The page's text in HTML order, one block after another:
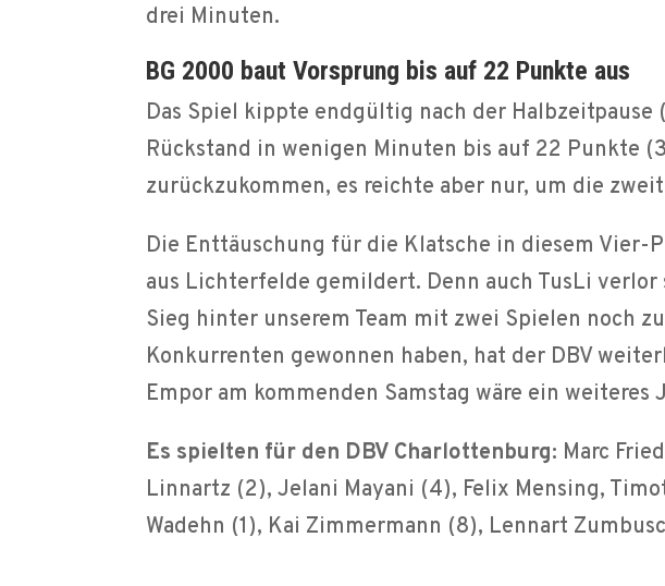
drei Minuten.
BG 2000 baut Vorsprung bis auf 22 Punkte aus
Das Spiel kippte endgültig nach der Halbzeitpause
Rückstand in wenigen Minuten bis auf 22 Punkte
zurückzukommen, es reichte aber nur, um die
Die Enttäuschung für die Klatsche in diesem
aus Lichterfelde gemildert. Denn auch TusLi
Sieg hinter unserem Team mit zwei Spielen noch
Konkurrenten gewonnen haben, hat der DBV
Empor am kommenden Samstag wäre ein
Es spielten für den DBV Charlottenburg: Marc
Linnartz (2), Jelani Mayani (4), Felix Mensing,
Wadehn (1), Kai Zimmermann (8), Lennart